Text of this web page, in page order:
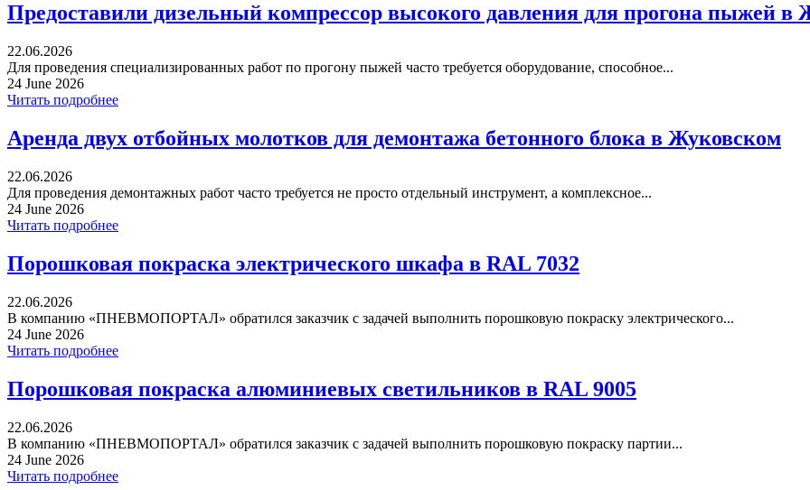
Предоставили дизельный компрессор высокого давления для прогона пыжей в
22.06.2026
Для проведения специализированных работ по прогону пыжей часто требуется оборудование, способное...
24 June 2026
Читать подробнее
Аренда двух отбойных молотков для демонтажа бетонного блока в Жуковском
22.06.2026
Для проведения демонтажных работ часто требуется не просто отдельный инструмент, а комплексное...
24 June 2026
Читать подробнее
Порошковая покраска электрического шкафа в RAL 7032
22.06.2026
В компанию «ПНЕВМОПОРТАЛ» обратился заказчик с задачей выполнить порошковую покраску электрического...
24 June 2026
Читать подробнее
Порошковая покраска алюминиевых светильников в RAL 9005
22.06.2026
В компанию «ПНЕВМОПОРТАЛ» обратился заказчик с задачей выполнить порошковую покраску партии...
24 June 2026
Читать подробнее